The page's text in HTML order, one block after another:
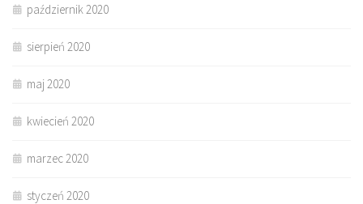
październik 2020
sierpień 2020
maj 2020
kwiecień 2020
marzec 2020
styczeń 2020